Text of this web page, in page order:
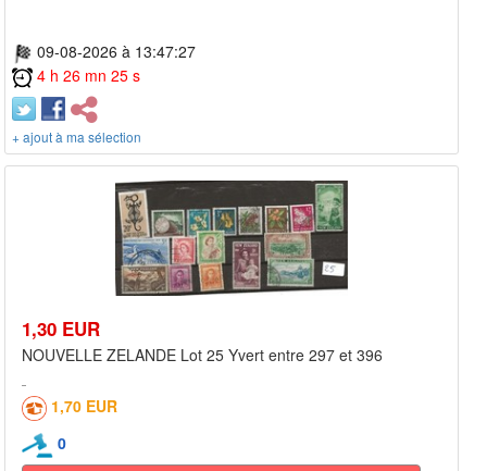
09-08-2026 à 13:47:27
4 h 26 mn 25 s
+ ajout à ma sélection
1,30 EUR
NOUVELLE ZELANDE Lot 25 Yvert entre 297 et 396
1,70 EUR
0